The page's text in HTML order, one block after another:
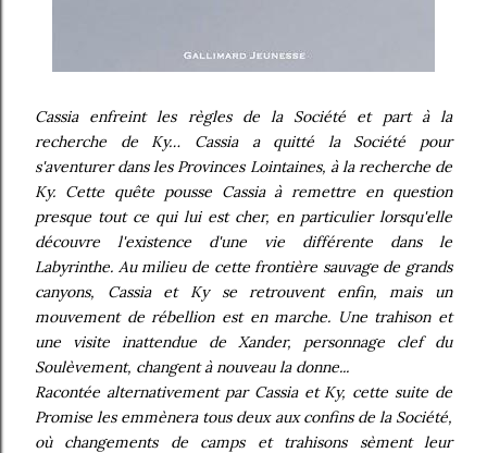
Cassia enfreint les règles de la Société et part à la
recherche de Ky… Cassia a quitté la Société pour
s'aventurer dans les Provinces Lointaines, à la recherche de
Ky. Cette quête pousse Cassia à remettre en question
presque tout ce qui lui est cher, en particulier lorsqu'elle
découvre l'existence d'une vie différente dans le
Labyrinthe. Au milieu de cette frontière sauvage de grands
canyons, Cassia et Ky se retrouvent enfin, mais un
mouvement de rébellion est en marche. Une trahison et
une visite inattendue de Xander, personnage clef du
Soulèvement, changent à nouveau la donne...
Racontée alternativement par Cassia et Ky, cette suite de
Promise les emmènera tous deux aux confins de la Société,
où changements de camps et trahisons sèment leur